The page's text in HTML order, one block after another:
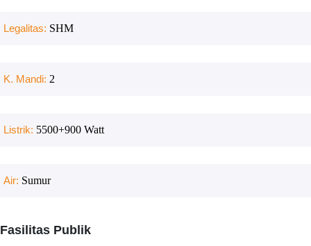
Legalitas: SHM
K. Mandi: 2
Listrik: 5500+900 Watt
Air: Sumur
Fasilitas Publik